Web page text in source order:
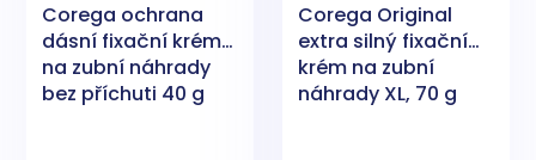
Corega ochrana
dásní fixační krém
na zubní náhrady
bez příchuti 40 g
Corega Original
extra silný fixační
krém na zubní
náhrady XL, 70 g